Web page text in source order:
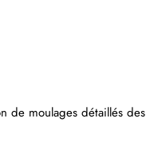
de moulages détaillésdes